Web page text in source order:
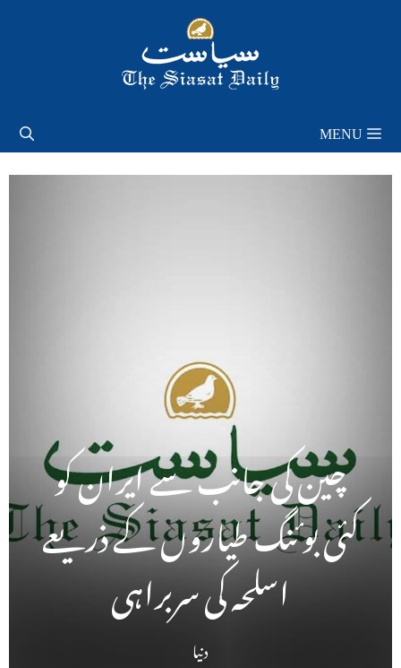
MENU
چین کی جانب سے ایران کو
کئی بوئنگ طیاروں کے ذریعے
اسلحہ کی سربراہی
دنیا